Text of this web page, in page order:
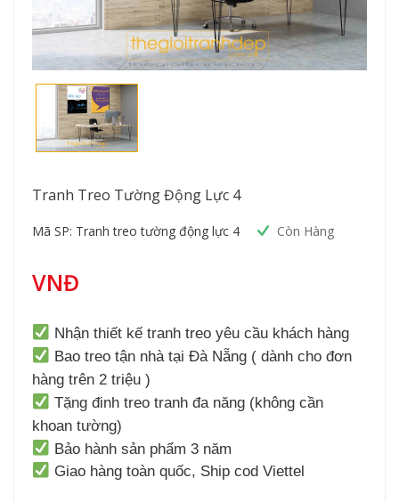
Tranh Treo Tường Động Lực 4
Mã SP: Tranh treo tường động lực 4 Còn Hàng
VNĐ
Nhận thiết kế tranh treo yêu cầu khách hàng
Bao treo tận nhà tại Đà Nẵng ( dành cho đơn
hàng trên 2 triệu )
Tặng đinh treo tranh đa năng (không cần
khoan tường)
Bảo hành sản phẩm 3 năm
Giao hàng toàn quốc, Ship cod Viettel